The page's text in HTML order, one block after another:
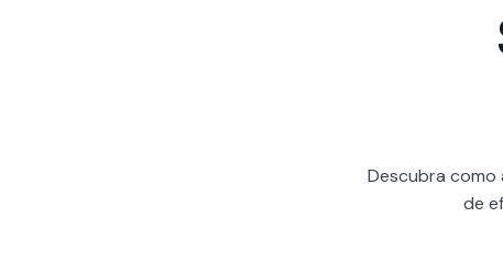
Descubra como
de